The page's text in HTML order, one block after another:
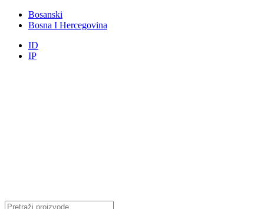
Bosanski
Bosna I Hercegovina
ID
IP